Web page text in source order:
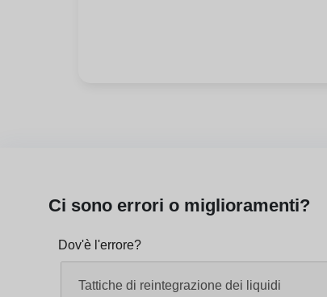
Ci sono errori o miglioramenti?
Dov'è l'errore?